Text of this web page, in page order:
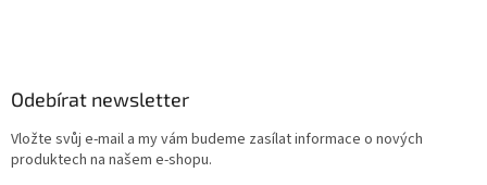
Odebírat newsletter
Vložte svůj e-mail a my vám budeme zasílat informace o nových
produktech na našem e-shopu.